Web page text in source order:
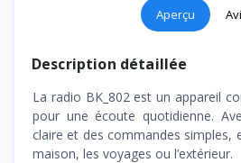
Aperçu
Description détaillée
La radio BK_802 est un appareil
pour une écoute quotidienne.
claire et des commandes simples,
maison, les voyages ou l’extérieur.